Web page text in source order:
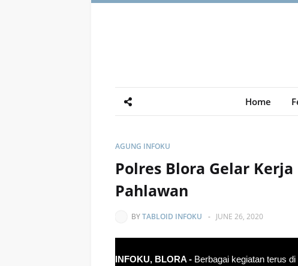
Home
AGUNG INFOKU
Polres Blora Gelar
Pahlawan
BYTABLOID INFOKU - JUNE 26, 2020
INFOKU, BLORA - Berbagai kegiatan terus